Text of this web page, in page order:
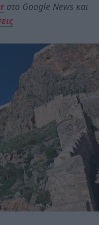
στο Google News και